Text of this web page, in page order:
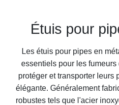
Étuis pour
Les étuis pour pipes en
essentiels pour les
protéger et transporter leurs
élégante. Généralement
robustes tels que l'acier